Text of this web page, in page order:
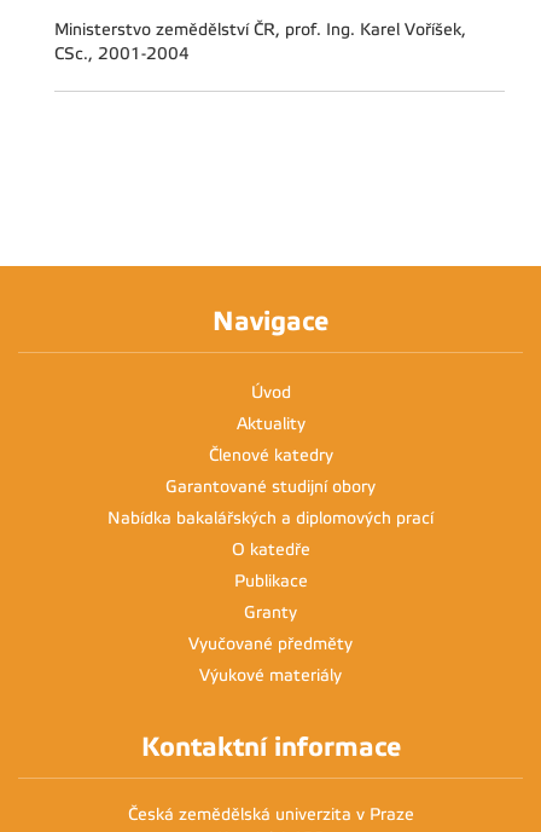
Ministerstvo zemědělství ČR, prof. Ing. Karel Voříšek,
CSc., 2001-2004
Navigace
Úvod
Aktuality
Členové katedry
Garantované studijní obory
Nabídka bakalářských a diplomových prací
O katedře
Publikace
Granty
Vyučované předměty
Výukové materiály
Kontaktní informace
Česká zemědělská univerzita v Praze